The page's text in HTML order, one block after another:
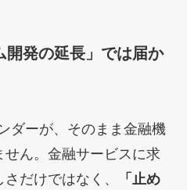
開発の延長」では届か
ダーが、そのまま金融機
ん。金融サービスに求
だけではなく、
「止め